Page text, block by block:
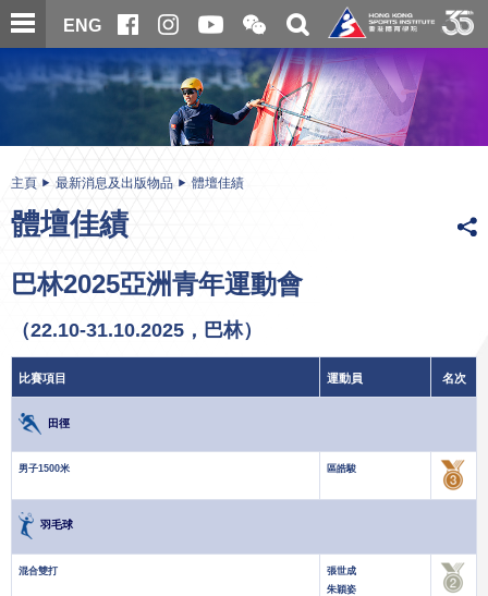
跳
至
內
ENG
開
合
微
信
二
維
碼
關
搜
尋
内
主頁 最新消息及出版物品 體壇佳績
體壇佳績
巴林2025亞洲青年運動會
（22.10-31.10.2025，巴林）
比賽項目 運動員 名次
田徑
男子1500米 區皓駿
羽毛球
混合雙打
張世成
朱穎姿